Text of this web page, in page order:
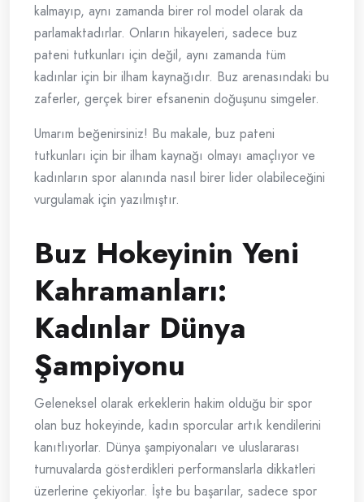
kalmayıp, aynı zamanda birer rol model olarak da
parlamaktadırlar. Onların hikayeleri, sadece buz
pateni tutkunları için değil, aynı zamanda tüm
kadınlar için bir ilham kaynağıdır. Buz arenasındaki bu
zaferler, gerçek birer efsanenin doğuşunu simgeler.
Umarım beğenirsiniz! Bu makale, buz pateni
tutkunları için bir ilham kaynağı olmayı amaçlıyor ve
kadınların spor alanında nasıl birer lider olabileceğini
vurgulamak için yazılmıştır.
Buz Hokeyinin Yeni
Kahramanları:
Kadınlar Dünya
Şampiyonu
Geleneksel olarak erkeklerin hakim olduğu bir spor
olan buz hokeyinde, kadın sporcular artık kendilerini
kanıtlıyorlar. Dünya şampiyonaları ve uluslararası
turnuvalarda gösterdikleri performanslarla dikkatleri
üzerlerine çekiyorlar. İşte bu başarılar, sadece spor